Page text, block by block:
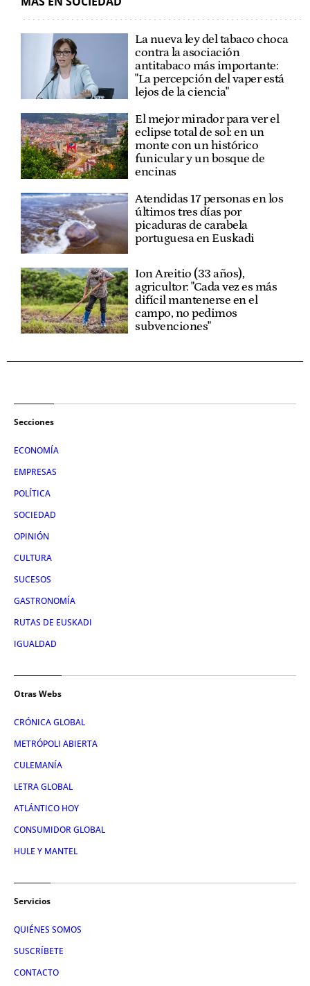
La nueva ley del tabaco choca
contra la asociación
antitabaco más importante:
"La percepción del vaper está
lejos de la ciencia"
El mejor mirador para ver el
eclipse total de sol: en un
monte con un histórico
funicular y un bosque de
encinas
Atendidas 17 personas en los
últimos tres días por
picaduras de carabela
portuguesa en Euskadi
Ion Areitio (33 años),
agricultor: "Cada vez es más
difícil mantenerse en el
campo, no pedimos
subvenciones"
Secciones
ECONOMÍA
EMPRESAS
POLÍTICA
SOCIEDAD
OPINIÓN
CULTURA
SUCESOS
GASTRONOMÍA
RUTAS DE EUSKADI
IGUALDAD
Otras Webs
CRÓNICA GLOBAL
METRÓPOLI ABIERTA
CULEMANÍA
LETRA GLOBAL
ATLÁNTICO HOY
CONSUMIDOR GLOBAL
HULE Y MANTEL
Servicios
QUIÉNES SOMOS
SUSCRÍBETE
CONTACTO